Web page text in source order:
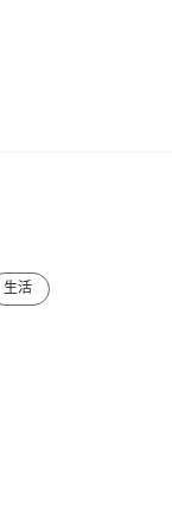
生活